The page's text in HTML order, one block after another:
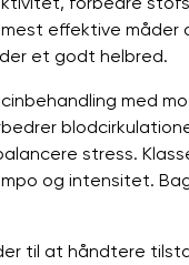
effektive måder
et godt helbred.
med
stress.
og intensitet.
til at håndtere